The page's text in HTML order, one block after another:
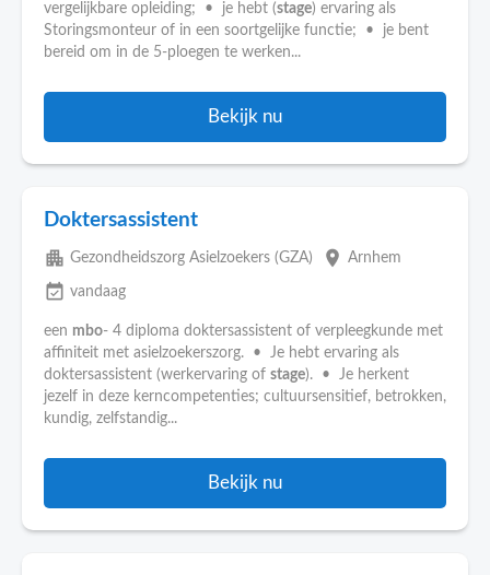
vergelijkbare opleiding; • je hebt (stage) ervaring als
Storingsmonteur of in een soortgelijke functie; • je bent
bereid om in de 5-ploegen te werken...
Bekijk nu
Doktersassistent
apartment Gezondheidszorg Asielzoekers (GZA) place Arnhem
event_available vandaag
een mbo- 4 diploma doktersassistent of verpleegkunde met
affiniteit met asielzoekerszorg. • Je hebt ervaring als
doktersassistent (werkervaring of stage). • Je herkent
jezelf in deze kerncompetenties; cultuursensitief, betrokken,
kundig, zelfstandig...
Bekijk nu